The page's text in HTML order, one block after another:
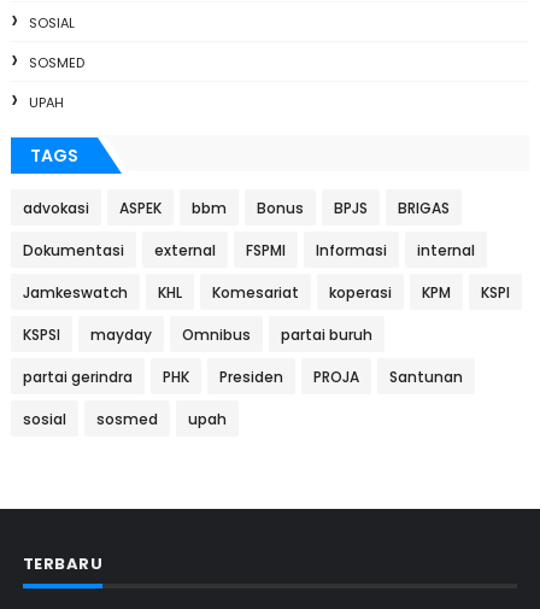
SOSIAL
SOSMED
UPAH
TAGS
advokasi ASPEK bbm Bonus BPJS BRIGAS
Dokumentasi external FSPMI Informasi internal
Jamkeswatch KHL Komesariat koperasi KPM KSPI
KSPSI mayday Omnibus partai buruh
partai gerindra PHK Presiden PROJA Santunan
sosial sosmed upah
TERBARU